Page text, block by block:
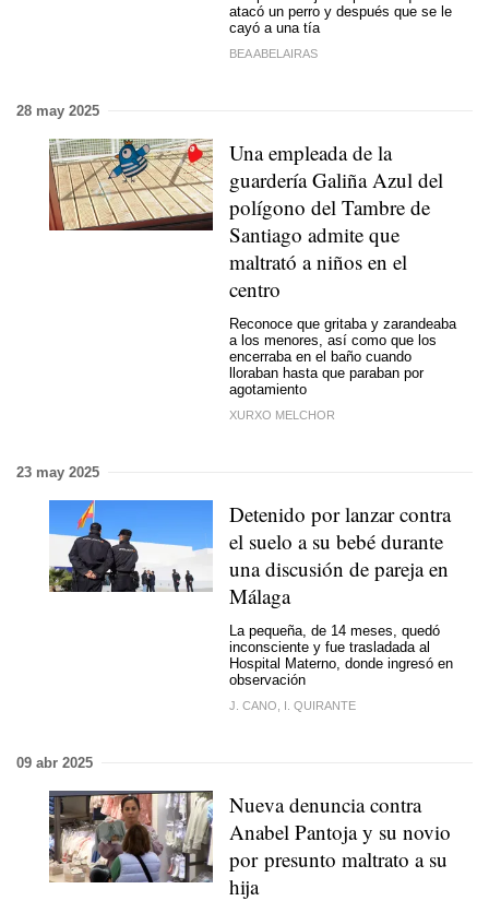
atacó un perro y después que se le
cayó a una tía
BEA ABELAIRAS
28 may 2025
Una empleada de la
guardería Galiña Azul del
polígono del Tambre de
Santiago admite que
maltrató a niños en el
centro
Reconoce que gritaba y zarandeaba
a los menores, así como que los
encerraba en el baño cuando
lloraban hasta que paraban por
agotamiento
XURXO MELCHOR
23 may 2025
Detenido por lanzar contra
el suelo a su bebé durante
una discusión de pareja en
Málaga
La pequeña, de 14 meses, quedó
inconsciente y fue trasladada al
Hospital Materno, donde ingresó en
observación
J. CANO, I. QUIRANTE
09 abr 2025
Nueva denuncia contra
Anabel Pantoja y su novio
por presunto maltrato a su
hija